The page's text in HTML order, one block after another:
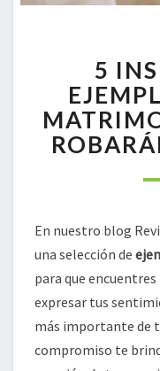
5
En nuestro blog
una selección de
para que
expresar tus
más importante de
compromiso te